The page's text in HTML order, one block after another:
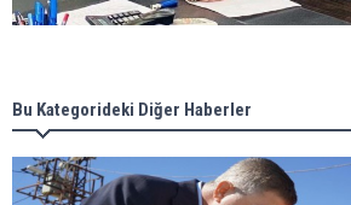
Bu Kategorideki Diğer Haberler